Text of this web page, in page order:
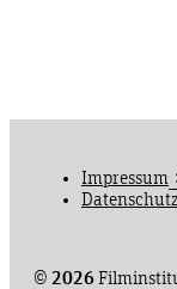
© 2026
Impressum
Datenschutz